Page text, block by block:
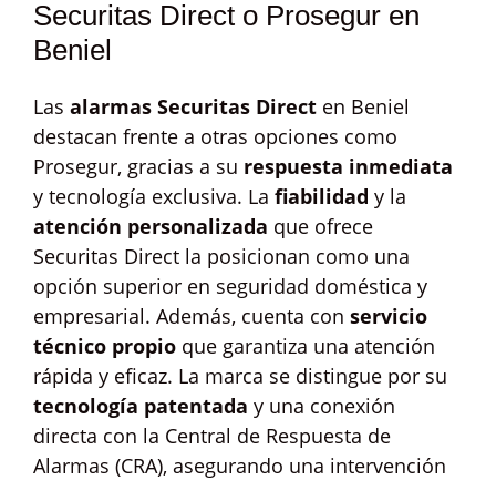
Securitas Direct o Prosegur en
Beniel
Las alarmas Securitas Direct en Beniel
destacan frente a otras opciones como
Prosegur, gracias a su respuesta inmediata
y tecnología exclusiva. La fiabilidad y la
atención personalizada que ofrece
Securitas Direct la posicionan como una
opción superior en seguridad doméstica y
empresarial. Además, cuenta con servicio
técnico propio que garantiza una atención
rápida y eficaz. La marca se distingue por su
tecnología patentada y una conexión
directa con la Central de Respuesta de
Alarmas (CRA), asegurando una intervención